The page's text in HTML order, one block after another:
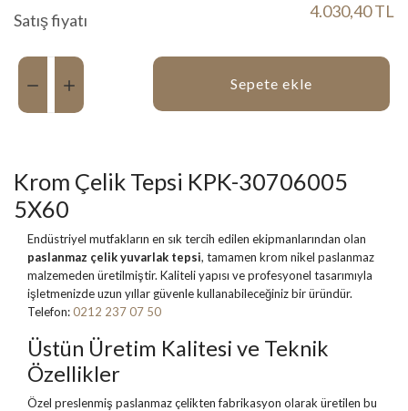
Satış fiyatı 4.030,40 TL
Miktar:
Sepete ekle
Krom Çelik Tepsi KPK-30706005
5X60
Endüstriyel mutfakların en sık tercih edilen ekipmanlarından olan
paslanmaz çelik yuvarlak tepsi, tamamen krom nikel paslanmaz
malzemeden üretilmiştir. Kaliteli yapısı ve profesyonel tasarımıyla
işletmenizde uzun yıllar güvenle kullanabileceğiniz bir üründür.
Telefon:0212 237 07 50
Üstün Üretim Kalitesi ve Teknik
Özellikler
Özel preslenmiş paslanmaz çelikten fabrikasyon olarak üretilen bu